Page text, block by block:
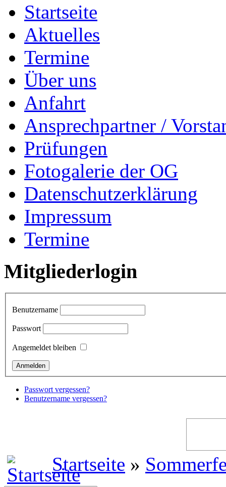
Startseite
Aktuelles
Termine
Über uns
Anfahrt
Ansprechpartner /
Prüfungen
Fotogalerie der OG
Datenschutzerklärung
Impressum
Termine
Mitgliederlogin
Benutzername
Passwort
Angemeldet bleiben
Passwort vergessen?
Benutzername vergessen?
Startseite »